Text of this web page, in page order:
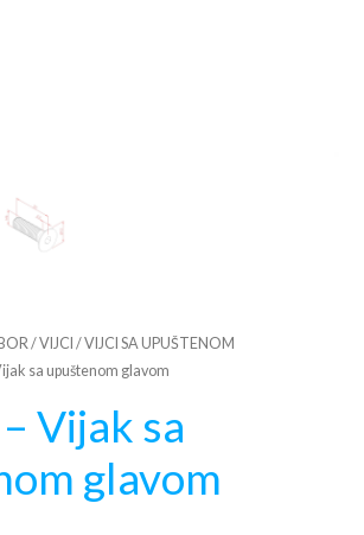
/VIJCI /VIJCI SA UPUŠTENOM
sa upuštenom glavom
Vijak sa
glavom